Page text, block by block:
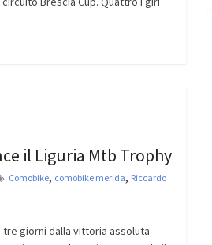
il Liguria Mtb Trophy
Comobike, comobike merida, Riccardo
tre giorni dalla vittoria assoluta